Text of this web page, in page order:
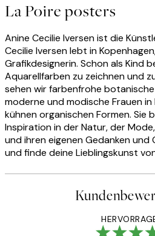
La Poire posters
Anine Cecilie Iversen ist die
Cecilie Iversen lebt in
Grafikdesignerin. Schon als Kind
Aquarellfarben zu zeichnen und
sehen wir farbenfrohe
moderne und modische Frauen
kühnen organischen Formen. Sie
Inspiration in der Natur, der
und ihren eigenen Gedanken
und finde deine Lieblingskunst